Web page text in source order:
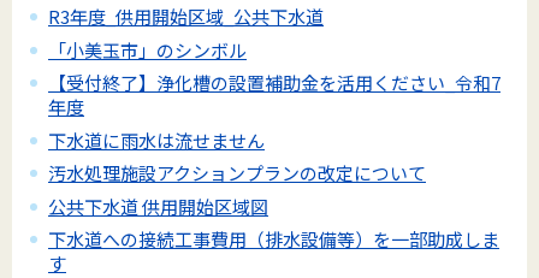
R3年度_供用開始区域_公共下水道
「小美玉市」のシンボル
【受付終了】浄化槽の設置補助金を活用ください_令和7
年度
下水道に雨水は流せません
汚水処理施設アクションプランの改定について
公共下水道 供用開始区域図
下水道への接続工事費用（排水設備等）を一部助成しま
す